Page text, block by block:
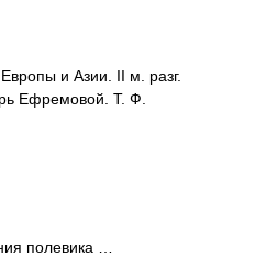
и Азии. II м. разг.
Ефремовой. Т. Ф.
полевика …